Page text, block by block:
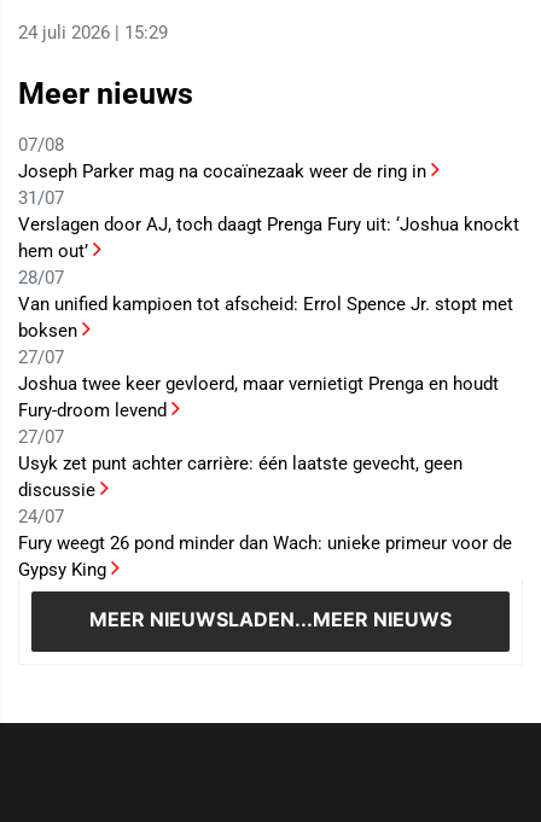
24 juli 2026 | 15:29
Meer nieuws
07/08
Joseph Parker mag na cocaïnezaak weer de ring in
31/07
Verslagen door AJ, toch daagt Prenga Fury uit: ‘Joshua knockt
hem out’
28/07
Van unified kampioen tot afscheid: Errol Spence Jr. stopt met
boksen
27/07
Joshua twee keer gevloerd, maar vernietigt Prenga en houdt
Fury-droom levend
27/07
Usyk zet punt achter carrière: één laatste gevecht, geen
discussie
24/07
Fury weegt 26 pond minder dan Wach: unieke primeur voor de
Gypsy King
MEER NIEUWSLADEN...MEER NIEUWS